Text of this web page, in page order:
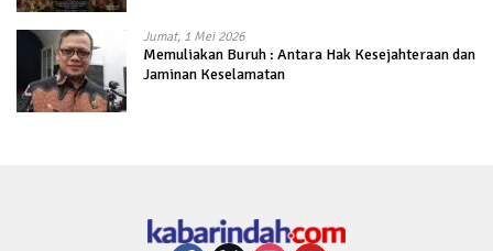
Jumat, 1 Mei 2026
Memuliakan Buruh : Antara Hak Kesejahteraan dan
Jaminan Keselamatan